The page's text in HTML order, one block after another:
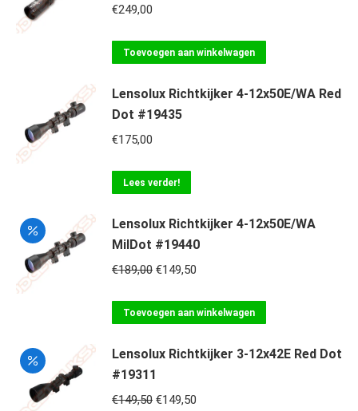
€249,00
Toevoegen aan winkelwagen
Lensolux Richtkijker 4-12x50E/WA Red
Dot #19435
€175,00
Lees verder!
Lensolux Richtkijker 4-12x50E/WA
MilDot #19440
€189,00 Oorspronkelijke
was:
€149,50
is:
Toevoegen aan winkelwagen
Lensolux Richtkijker 3-12x42E Red Dot
#19311
€149,50 Oorspronkelijke
€149,50